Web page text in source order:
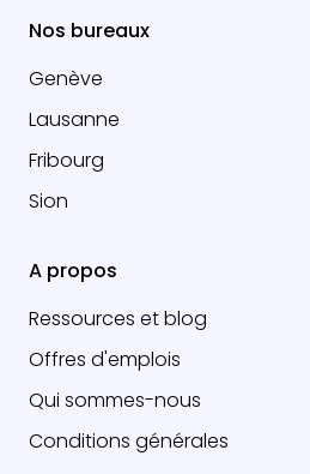
Nos bureaux
Genève
Lausanne
Fribourg
Sion
A propos
Ressources et blog
Offres d'emplois
Qui sommes-nous
Conditions générales